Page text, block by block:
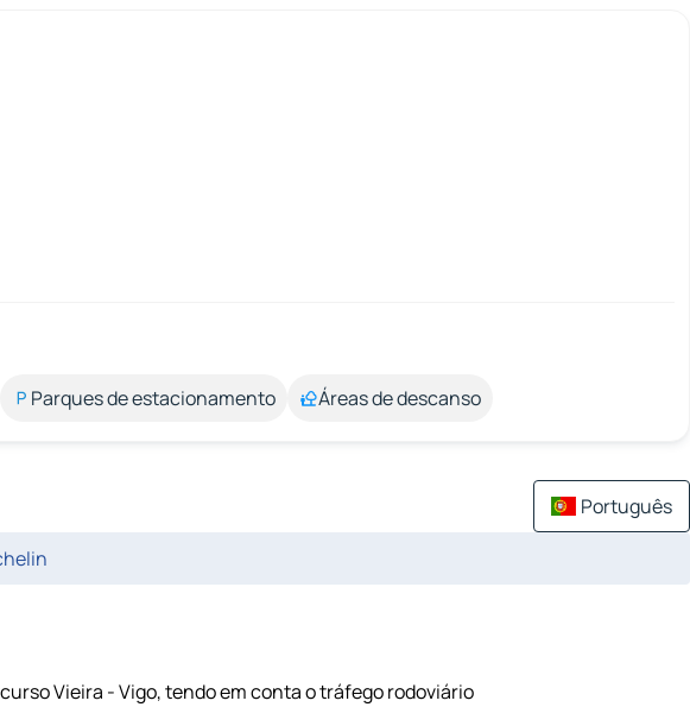
Parques de estacionamento Áreas de descanso
Português
Vieira - Vigo, tendo em conta o tráfego rodoviário